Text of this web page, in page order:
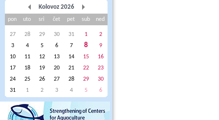
Kolovoz 2026
pon uto sri čet pet sub ned
27 28 29 30 31 1
2
3
4 5 6 7 8
9
10
11 12 13 14 15
16
17
18 19 20 21 22
23
24
25 26 27 28 29
30
31
1 2 3 4 5 6